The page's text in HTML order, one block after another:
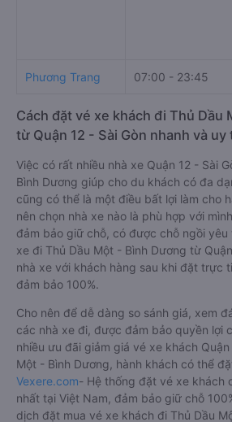
Phương Trang 07:00 - 23:45
Cách đặt vé xe khách đi Thủ Dầu
từ Quận 12 - Sài Gòn nhanh và uy
Việc có rất nhiều nhà xe Quận 12 - Sài
Bình Dương giúp cho du khách có đa
cũng có thể là một điều bất lợi làm cho
nên chọn nhà xe nào là phù hợp với
đảm bảo giữ chỗ, có được chỗ ngồi yêu
xe đi Thủ Dầu Một - Bình Dương từ
nhà xe với khách hàng sau khi đặt trực
đảm bảo 100%.
Cho nên để dễ dàng so sánh giá, xem
các nhà xe đi, được đảm bảo quyền lợi
nhiều ưu đãi giảm giá vé xe khách Quận
Một - Bình Dương, hành khách có thể
Vexere.com- Hệ thống đặt vé xe khách
nhất tại Việt Nam, đảm bảo giữ chỗ
dịch đặt mua vé xe khách đi Thủ Dầu